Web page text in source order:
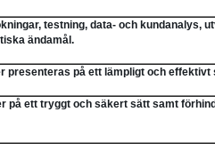
testning, data- och kundanalys,
ändamål.
presenteras på ett lämpligt och effektivt
på ett tryggt och säkert sätt samt